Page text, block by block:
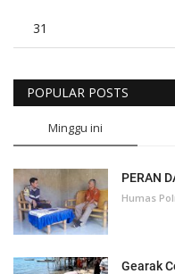
31
POPULAR POSTS
Minggu ini
PERAN
Humas
Gearak